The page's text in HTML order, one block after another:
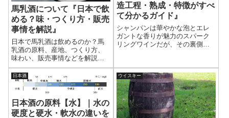
馬乳酒について『日本で飲
める？味・つくり方・販売
事情を解説』
日本で馬乳酒は飲めるのか？馬
乳酒の原料、産地、つくり方、
味わい、販売事情などを解説。
カルピスのきっかけとなったと
いわれるエピソードも紹介しよ
う。ほとんどのお酒は植物性原
料から造られるが、馬乳酒は動
物性原料から造られる。珍しい
お酒に興味がある方は、ぜひ。
造工程・熟成・特徴がすべ
て分かるガイド』
シャンパンは華やかな泡とエレ
ガントな香りが魅力のスパーク
リングワインだが、その裏側に
パンがどのようにして造られる
のかを、収穫・圧搾・ブレン
ド・瓶内二次発酵・熟成・澱抜
き・ドザージュといった主要工
程に沿って、わかりやすく解説
する。
日本酒
日本酒の原料【水】｜水の
硬度と硬水・軟水の違いを
ウイスキー